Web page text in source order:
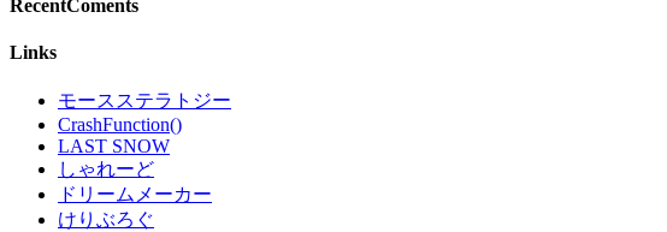
RecentComents
Links
モースステラトジー
CrashFunction()
LAST SNOW
しゃれーど
ドリームメーカー
けりぶろぐ